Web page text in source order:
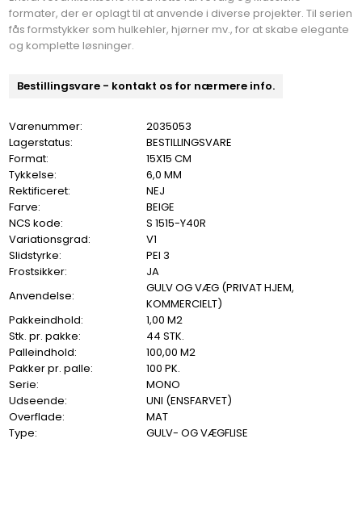
formater, der er oplagt til at anvende i diverse projekter. Til serien
fås formstykker som hulkehler, hjørner mv., for at skabe elegante
og komplette løsninger.
Bestillingsvare - kontakt os for nærmere info.
Varenummer:
2035053
Lagerstatus:
BESTILLINGSVARE
Format:
15X15 CM
Tykkelse:
6,0 MM
Rektificeret:
NEJ
Farve:
BEIGE
NCS kode:
S 1515-Y40R
Variationsgrad:
V1
Slidstyrke:
PEI 3
Frostsikker:
JA
Anvendelse:
GULV OG VÆG (PRIVAT HJEM,
KOMMERCIELT)
Pakkeindhold:
1,00 M2
Stk. pr. pakke:
44 STK.
Palleindhold:
100,00 M2
Pakker pr. palle:
100 PK.
Serie:
MONO
Udseende:
UNI (ENSFARVET)
Overflade:
MAT
Type:
GULV- OG VÆGFLISE